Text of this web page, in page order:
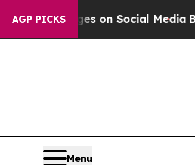
AGP PICKS
Messages on Social MediaBig
Menu